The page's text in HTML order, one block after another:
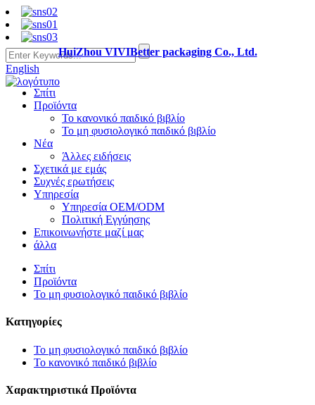
English
HuiZhou VIVIBetter packaging Co., Ltd.
Σπίτι
Προϊόντα
Το κανονικό παιδικό βιβλίο
Το μη φυσιολογικό παιδικό βιβλίο
Νέα
Άλλες ειδήσεις
Σχετικά με εμάς
Συχνές ερωτήσεις
Υπηρεσία
Υπηρεσία OEM/ODM
Πολιτική Εγγύησης
Επικοινωνήστε μαζί μας
άλλα
Σπίτι
Προϊόντα
Το μη φυσιολογικό παιδικό βιβλίο
Κατηγορίες
Το μη φυσιολογικό παιδικό βιβλίο
Το κανονικό παιδικό βιβλίο
Χαρακτηριστικά Προϊόντα